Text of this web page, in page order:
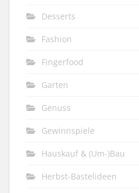
Desserts
Fashion
Fingerfood
Garten
Genuss
Gewinnspiele
Hauskauf & (Um-)Bau
Herbst-Bastelideen